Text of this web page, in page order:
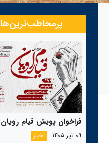
پرمخاطب‌ترین‌ها
فراخوان پویش قیام راویان
09 تیر 1405
اخبار